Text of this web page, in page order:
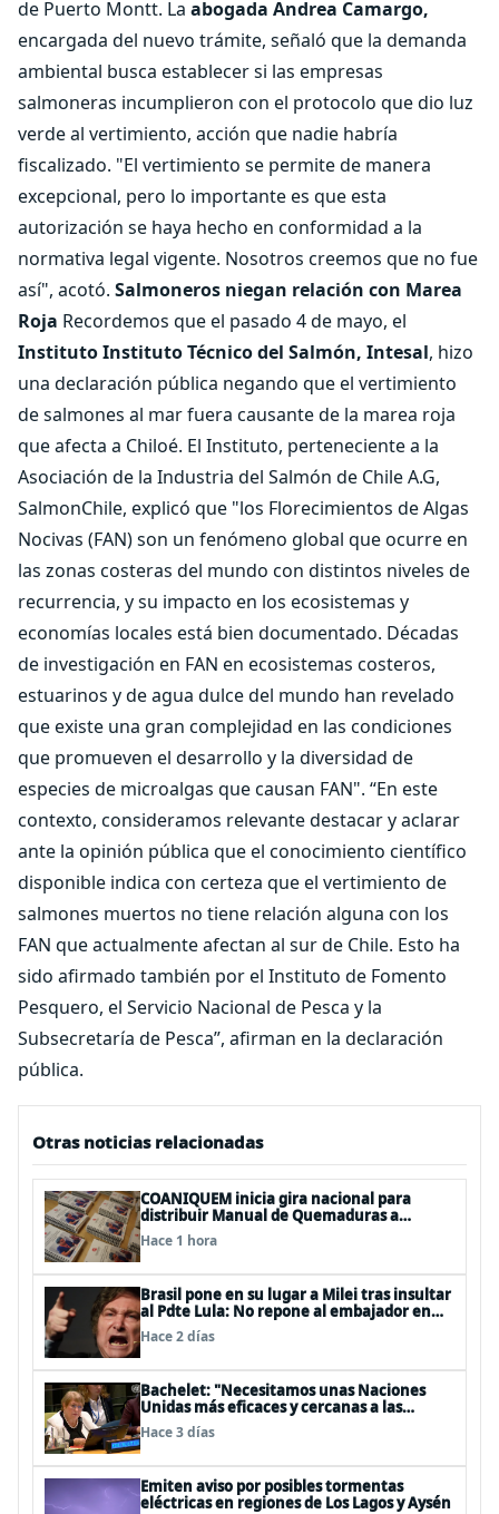
de Puerto Montt. La abogada Andrea Camargo,
encargada del nuevo trámite, señaló que la demanda
ambiental busca establecer si las empresas
salmoneras incumplieron con el protocolo que dio luz
verde al vertimiento, acción que nadie habría
fiscalizado. "El vertimiento se permite de manera
excepcional, pero lo importante es que esta
autorización se haya hecho en conformidad a la
normativa legal vigente. Nosotros creemos que no fue
así", acotó. Salmoneros niegan relación con Marea
Roja Recordemos que el pasado 4 de mayo, el
Instituto Instituto Técnico del Salmón, Intesal, hizo
una declaración pública negando que el vertimiento
de salmones al mar fuera causante de la marea roja
que afecta a Chiloé. El Instituto, perteneciente a la
Asociación de la Industria del Salmón de Chile A.G,
SalmonChile, explicó que "los Florecimientos de Algas
Nocivas (FAN) son un fenómeno global que ocurre en
las zonas costeras del mundo con distintos niveles de
recurrencia, y su impacto en los ecosistemas y
economías locales está bien documentado. Décadas
de investigación en FAN en ecosistemas costeros,
estuarinos y de agua dulce del mundo han revelado
que existe una gran complejidad en las condiciones
que promueven el desarrollo y la diversidad de
especies de microalgas que causan FAN". “En este
contexto, consideramos relevante destacar y aclarar
ante la opinión pública que el conocimiento científico
disponible indica con certeza que el vertimiento de
salmones muertos no tiene relación alguna con los
FAN que actualmente afectan al sur de Chile. Esto ha
sido afirmado también por el Instituto de Fomento
Pesquero, el Servicio Nacional de Pesca y la
Subsecretaría de Pesca”, afirman en la declaración
pública.
Otras noticias relacionadas
COANIQUEM inicia gira nacional para
distribuir Manual de Quemaduras a
profesionales de la salud
Hace 1 hora
Brasil pone en su lugar a Milei tras insultar
al Pdte Lula: No repone al embajador en
BBSS y rebaja la relación bilateral
Hace 2 días
Bachelet: "Necesitamos unas Naciones
Unidas más eficaces y cercanas a las
personas"
Hace 3 días
Emiten aviso por posibles tormentas
eléctricas en regiones de Los Lagos y Aysén